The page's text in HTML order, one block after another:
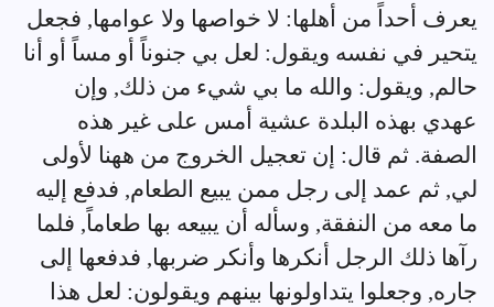
يعرف أحداً من أهلها: لا خواصها ولا عوامها, فجعل
يتحير في نفسه ويقول: لعل بي جنوناً أو مساً أو أنا
حالم, ويقول: والله ما بي شيء من ذلك, وإن
عهدي بهذه البلدة عشية أمس على غير هذه
الصفة. ثم قال: إن تعجيل الخروج من ههنا لأولى
لي, ثم عمد إلى رجل ممن يبيع الطعام, فدفع إليه
ما معه من النفقة, وسأله أن يبيعه بها طعاماً, فلما
رآها ذلك الرجل أنكرها وأنكر ضربها, فدفعها إلى
جاره, وجعلوا يتداولونها بينهم ويقولون: لعل هذا